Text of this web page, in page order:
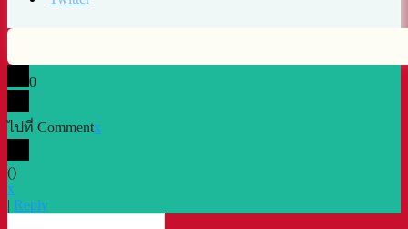
0
ไปที่ Commentx
()
x
| Reply